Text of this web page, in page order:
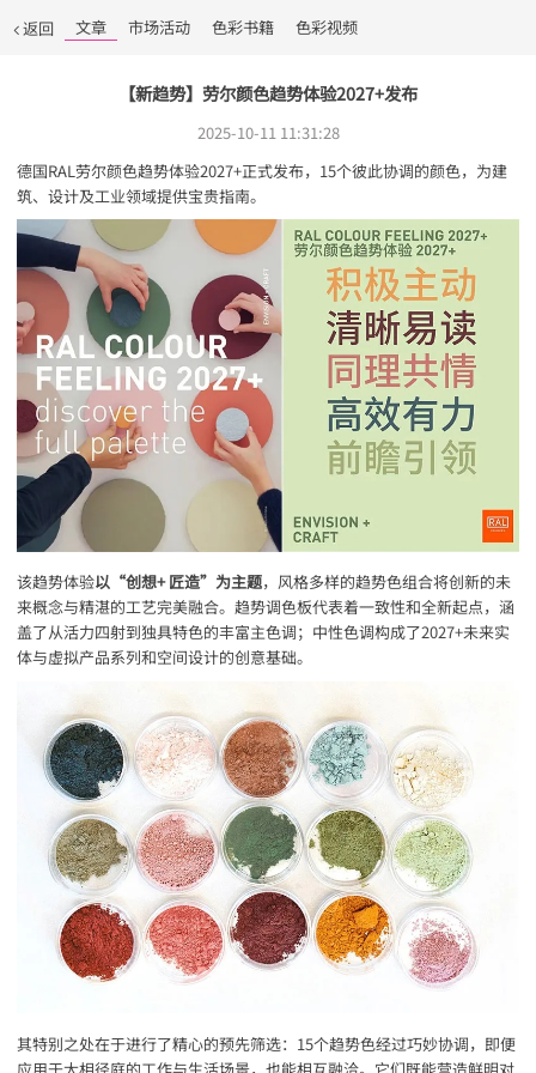
返回 文章 市场活动 色彩书籍 色彩视频
【新趋势】劳尔颜色趋势体验2027+发布
2025-10-11 11:31:28
德国RAL劳尔颜色趋势体验2027+正式发布，15个彼此协调的颜色，为建
筑、设计及工业领域提供宝贵指南。
该趋势体验以“创想+ 匠造”为主题，风格多样的趋势色组合将创新的未
来概念与精湛的工艺完美融合。趋势调色板代表着一致性和全新起点，涵
盖了从活力四射到独具特色的丰富主色调；中性色调构成了2027+未来实
体与虚拟产品系列和空间设计的创意基础。
其特别之处在于进行了精心的预先筛选：15个趋势色经过巧妙协调，即便
应用于大相径庭的工作与生活场景，也能相互融洽。它们既能营造鲜明对